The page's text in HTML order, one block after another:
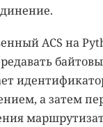
ACS на
а затем